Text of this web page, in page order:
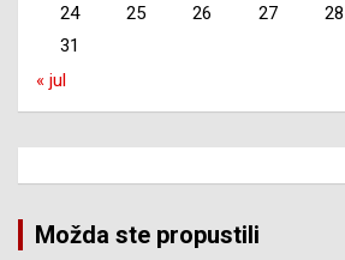
24
25 26 27 28
31
« jul
Možda ste propustili